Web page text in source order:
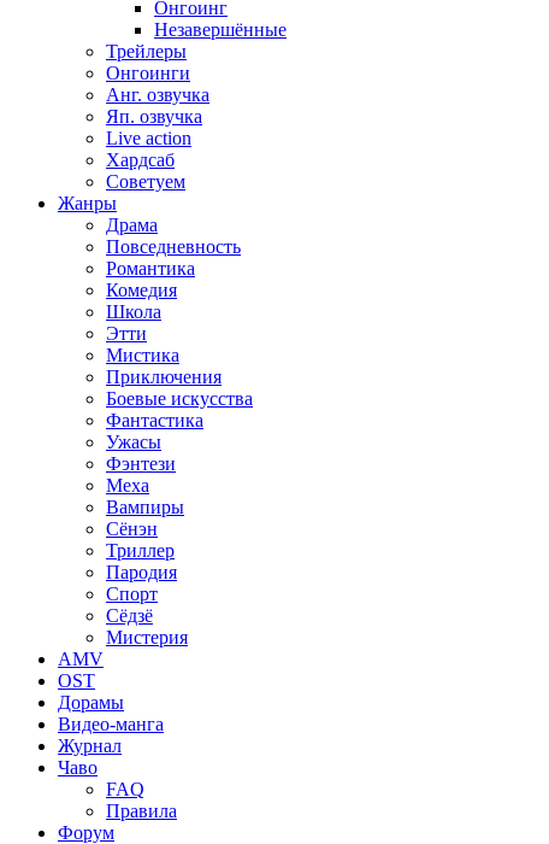
Онгоинг
Незавершённые
Трейлеры
Онгоинги
Анг. озвучка
Яп. озвучка
Live action
Хардсаб
Советуем
Жанры
Драма
Повседневность
Романтика
Комедия
Школа
Этти
Мистика
Приключения
Боевые искусства
Фантастика
Ужасы
Фэнтези
Меха
Вампиры
Сёнэн
Триллер
Пародия
Спорт
Сёдзё
Мистерия
AMV
OST
Дорамы
Видео-манга
Журнал
Чаво
FAQ
Правила
Форум